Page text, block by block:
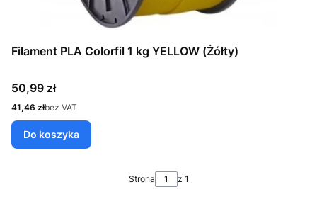
Filament PLA Colorfil 1 kg YELLOW (Żółty)
Cena
50,99 zł
Cena
41,46 złbez VAT
Do koszyka
Strona z 1